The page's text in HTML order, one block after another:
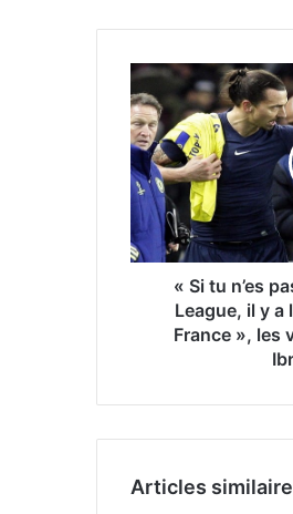
« Si tu n’es
League, il y a
France », les
Articles